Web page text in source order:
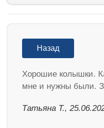
Назад
Хорошие колышки.
мне и нужны были.
Татьяна Т.,